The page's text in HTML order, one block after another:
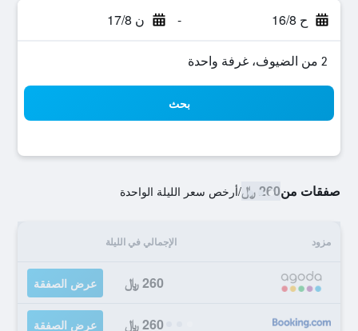
ح 16/8 - ن 17/8
2 من الضيوف، غرفة واحدة
بحث
صفقات من260 ﷼ /أرخص سعر الليلة الواحدة
مزود الإجمالي في الليلة
260 ﷼ عرض الصفقة
260 ﷼ عرض الصفقة